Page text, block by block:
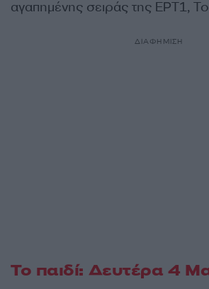
αγαπημένης σειράς της ΕΡΤ1, Το
ΔΙΑΦΗΜΙΣΗ
Το παιδί: Δευτέρα 4